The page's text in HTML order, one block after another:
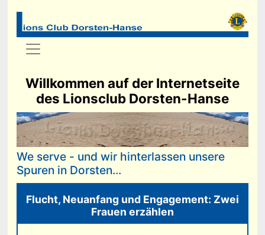
Willkommen auf der Internetseite
des Lionsclub Dorsten-Hanse
We serve - und wir hinterlassen unsere
Spuren in Dorsten...
Flucht, Neuanfang und Engagement: Zwei
Frauen erzählen